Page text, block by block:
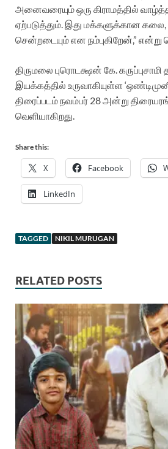
அனைவரையும் ஒரு கிராமத்தில்
ஏற்படுத்தும். இது மக்களுக்கான
சென்றடையும் என நம்புகிறேன்,” என்று
திருமலை புரொடக்ஷன் கே. கருப்புசாமி
இயக்கத்தில் உருவாகியுள்ள
திரைப்படம் நவம்பர் 28 அன்று
வெளியாகிறது.
Share this:
X Facebook
LinkedIn
TAGGED NIKIL MURUGAN
RELATED POSTS